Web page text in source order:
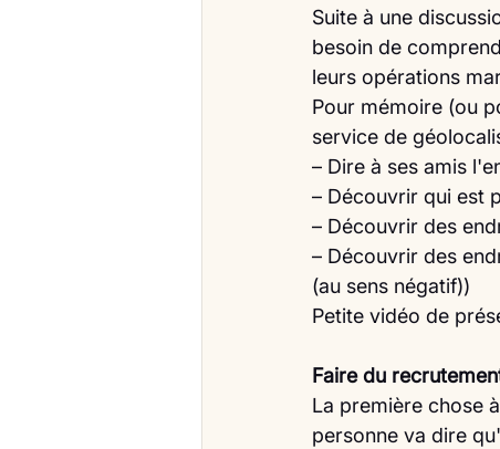
Suite à une
besoin de
leurs opérations
Pour mémoire (ou
service de
– Dire à ses amis
– Découvrir qui est
– Découvrir des
– Découvrir des
(au sens négatif))
Petite vidéo de
Faire du
La première chose
personne va dire